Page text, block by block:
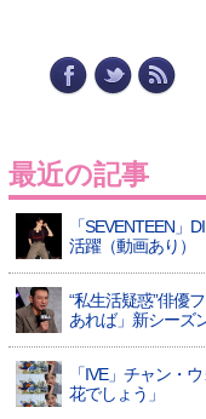
最近の記事
「SEVENTEEN
活躍（動画あり）
“私生活疑惑”俳優
あれば」新シーズ
「IVE」チャン・
花でしょう」